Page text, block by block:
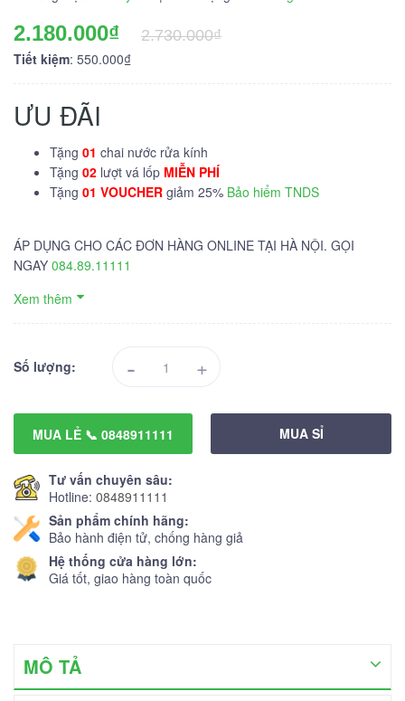
2.180.000₫
2.730.000₫
Tiết kiệm: 550.000₫
ƯU ĐÃI
Tặng 01 chai nước rửa kính
Tặng 02 lượt vá lốp MIỄN PHÍ
Tặng 01 VOUCHER giảm 25% Bảo hiểm TNDS
ÁP DỤNG CHO CÁC ĐƠN HÀNG ONLINE TẠI HÀ NỘI. GỌI
NGAY 084.89.11111
Xem thêm
Số lượng: - +
MUA LẺ 📞 0848911111 MUA SỈ
Tư vấn chuyên sâu:
Hotline: 0848911111
Sản phẩm chính hãng:
Bảo hành điện tử, chống hàng giả
Hệ thống cửa hàng lớn:
Giá tốt, giao hàng toàn quốc
MÔ TẢ